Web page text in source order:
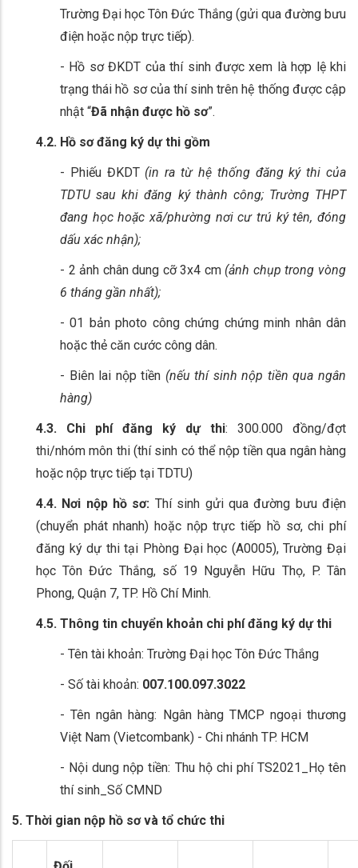
Trường Đại học Tôn Đức Thắng (gửi qua đường bưu
điện hoặc nộp trực tiếp).
- Hồ sơ ĐKDT của thí sinh được xem là hợp lệ khi
trạng thái hồ sơ của thí sinh trên hệ thống được cập
nhật “Đã nhận được hồ sơ”.
4.2. Hồ sơ đăng ký dự thi gồm
- Phiếu ĐKDT (in ra từ hệ thống đăng ký thi của
TDTU sau khi đăng ký thành công; Trường THPT
đang học hoặc xã/phường nơi cư trú ký tên, đóng
dấu xác nhận);
- 2 ảnh chân dung cỡ 3x4 cm (ảnh chụp trong vòng
6 tháng gần nhất);
- 01 bản photo công chứng chứng minh nhân dân
hoặc thẻ căn cước công dân.
- Biên lai nộp tiền (nếu thí sinh nộp tiền qua ngân
hàng)
4.3. Chi phí đăng ký dự thi: 300.000 đồng/đợt
thi/nhóm môn thi (thí sinh có thể nộp tiền qua ngân hàng
hoặc nộp trực tiếp tại TDTU)
4.4. Nơi nộp hồ sơ: Thí sinh gửi qua đường bưu điện
(chuyển phát nhanh) hoặc nộp trực tiếp hồ sơ, chi phí
đăng ký dự thi tại Phòng Đại học (A0005), Trường Đại
học Tôn Đức Thắng, số 19 Nguyễn Hữu Thọ, P. Tân
Phong, Quận 7, TP. Hồ Chí Minh.
4.5. Thông tin chuyển khoản chi phí đăng ký dự thi
- Tên tài khoản: Trường Đại học Tôn Đức Thắng
- Số tài khoản: 007.100.097.3022
- Tên ngân hàng: Ngân hàng TMCP ngoại thương
Việt Nam (Vietcombank) - Chi nhánh TP. HCM
- Nội dung nộp tiền: Thu hộ chi phí TS2021_Họ tên
thí sinh_Số CMND
5. Thời gian nộp hồ sơ và tổ chức thi